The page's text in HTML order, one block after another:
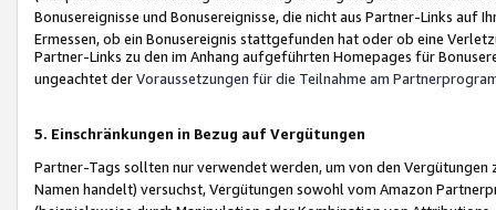
Bonusereignisse und Bonusereignisse, die nicht aus Partner-Links auf
Ermessen, ob ein Bonusereignis stattgefunden hat oder ob eine
Partner-Links zu den im Anhang aufgeführten Homepages für
ungeachtet derVoraussetzungen für die Teilnahme am
5. Einschränkungen in Bezug auf Vergütungen
Partner-Tags sollten nur verwendet werden, um von den
Namen handelt) versuchst, Vergütungen sowohl vom Amazon